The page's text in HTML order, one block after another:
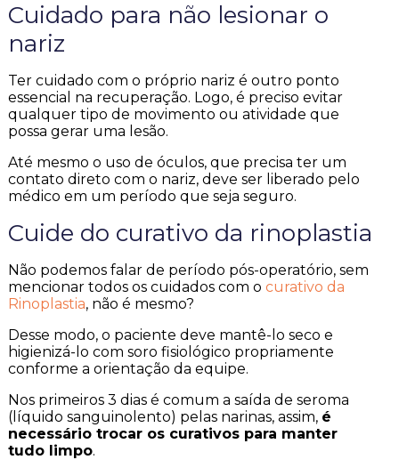
Cuidado para não lesionar o
nariz
Ter cuidado com o próprio nariz é outro ponto
essencial na recuperação. Logo, é preciso evitar
qualquer tipo de movimento ou atividade que
possa gerar uma lesão.
Até mesmo o uso de óculos, que precisa ter um
contato direto com o nariz, deve ser liberado pelo
médico em um período que seja seguro.
Cuide do curativo da rinoplastia
Não podemos falar de período pós-operatório, sem
mencionar todos os cuidados com o curativo da
Rinoplastia, não é mesmo?
Desse modo, o paciente deve mantê-lo seco e
higienizá-lo com soro fisiológico propriamente
conforme a orientação da equipe.
Nos primeiros 3 dias é comum a saída de seroma
(líquido sanguinolento) pelas narinas, assim, é
necessário trocar os curativos para manter
tudo limpo.